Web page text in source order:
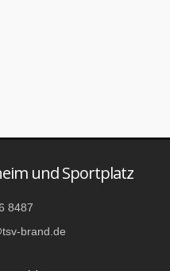
und Sportplatz
8487
brand.de